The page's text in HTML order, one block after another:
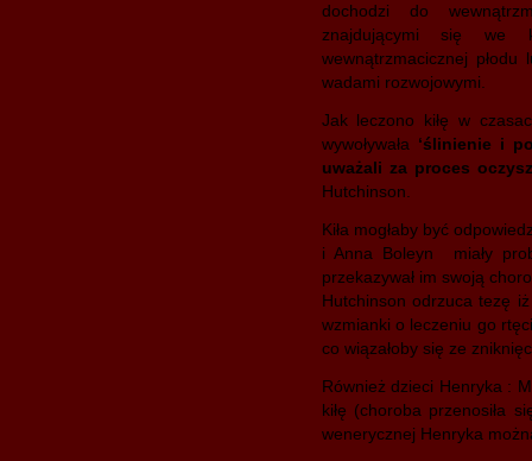
dochodzi do
znajdującymi się we
wewnątrzmacicznej
wadami rozwojowymi.
Jak leczono kiłę w
wywoływała ‘ślinienie i
uważali za proces
Hutchinson.
Kiła mogłaby być
i Anna Boleyn miały
przekazywał im swoją
Hutchinson odrzuca tezę
wzmianki o leczeniu go
co wiązałoby się ze
Również dzieci Henryka :
kiłę (choroba przenosiła
wenerycznej Henryka